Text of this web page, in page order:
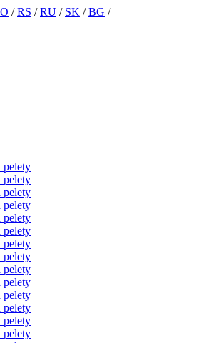
/RS /RU / SK /BG /